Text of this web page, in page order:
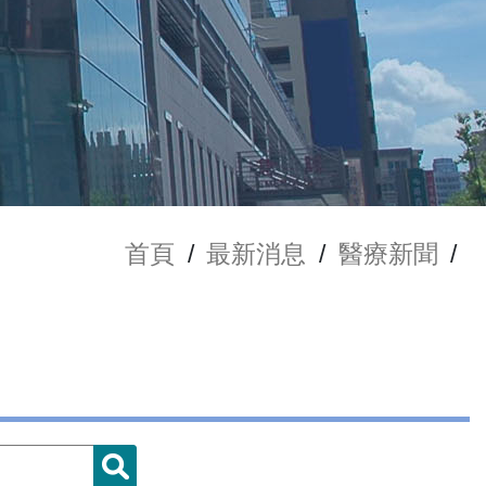
首頁 / 最新消息 / 醫療新聞 /